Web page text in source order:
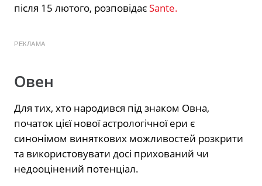
після 15 лютого, розповідаєSante.
РЕКЛАМА
Овен
Для тих, хто народився під знаком Овна,
початок цієї нової астрологічної ери є
синонімом виняткових можливостей розкрити
та використовувати досі прихований чи
недооцінений потенціал.